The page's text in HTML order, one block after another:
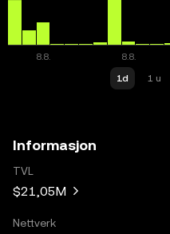
1d 1 u
Informasjon
TVL
$21,05M
Nettverk